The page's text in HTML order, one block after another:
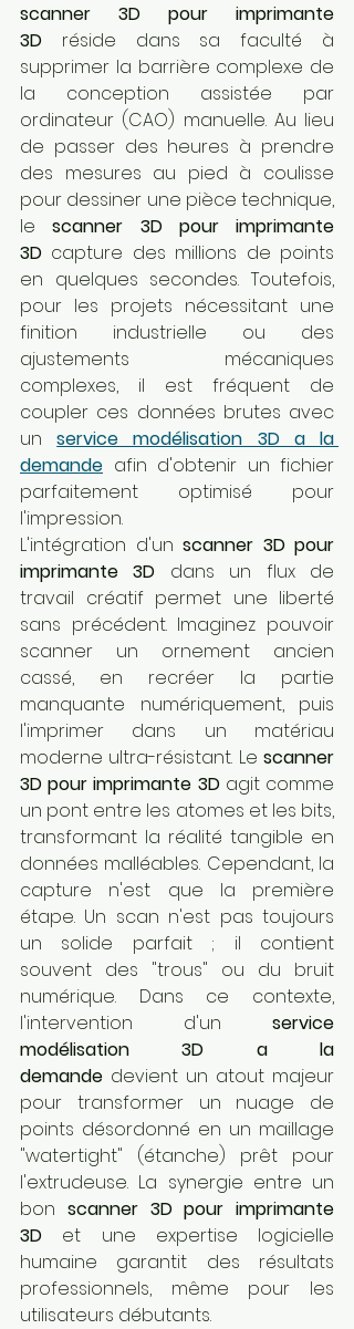
scanner 3D pour imprimante
3D réside dans sa faculté à
supprimer la barrière complexe de
la conception assistée par
ordinateur (CAO) manuelle. Au lieu
de passer des heures à prendre
des mesures au pied à coulisse
pour dessiner une pièce technique,
le scanner 3D pour imprimante
3D capture des millions de points
en quelques secondes. Toutefois,
pour les projets nécessitant une
finition industrielle ou des
ajustements mécaniques
complexes, il est fréquent de
coupler ces données brutes avec
un service modélisation 3D a la
demande afin d'obtenir un fichier
parfaitement optimisé pour
l'impression.
L'intégration d'un scanner 3D pour
imprimante 3D dans un flux de
travail créatif permet une liberté
sans précédent. Imaginez pouvoir
scanner un ornement ancien
cassé, en recréer la partie
manquante numériquement, puis
l'imprimer dans un matériau
moderne ultra-résistant. Le scanner
3D pour imprimante 3D agit comme
un pont entre les atomes et les bits,
transformant la réalité tangible en
données malléables. Cependant, la
capture n'est que la première
étape. Un scan n'est pas toujours
un solide parfait ; il contient
souvent des "trous" ou du bruit
numérique. Dans ce contexte,
l'intervention d'un service
modélisation 3D a la
demande devient un atout majeur
pour transformer un nuage de
points désordonné en un maillage
"watertight" (étanche) prêt pour
l'extrudeuse. La synergie entre un
bon scanner 3D pour imprimante
3D et une expertise logicielle
humaine garantit des résultats
professionnels, même pour les
utilisateurs débutants.